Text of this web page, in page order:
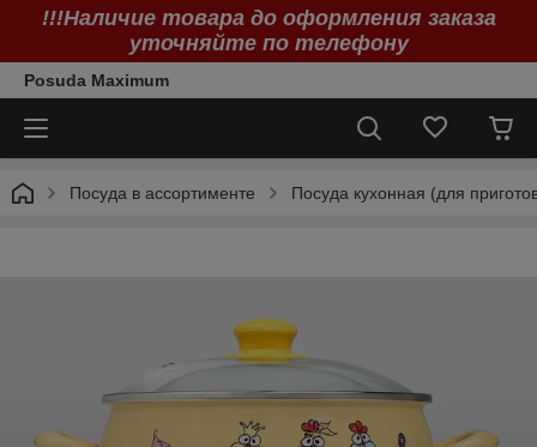
!!!Наличие товара до оформления заказа
уточняйте по телефону
Posuda Maximum
Посуда в ассортименте Посуда кухонная (для